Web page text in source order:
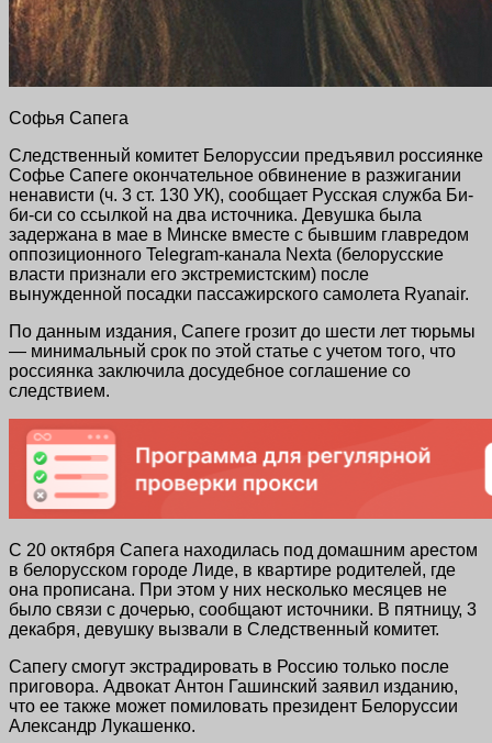
Софья Сапега
Следственный комитет Белоруссии предъявил россиянке
Софье Сапеге окончательное обвинение в разжигании
ненависти (ч. 3 ст. 130 УК), сообщает Русская служба Би-
би-си со ссылкой на два источника. Девушка была
задержана в мае в Минске вместе с бывшим главредом
оппозиционного Telegram-канала Nexta (белорусские
власти признали его экстремистским) после
вынужденной посадки пассажирского самолета Ryanair.
По данным издания, Сапеге грозит до шести лет тюрьмы
— минимальный срок по этой статье с учетом того, что
россиянка заключила досудебное соглашение со
следствием.
С 20 октября Сапега находилась под домашним арестом
в белорусском городе Лиде, в квартире родителей, где
она прописана. При этом у них несколько месяцев не
было связи с дочерью, сообщают источники. В пятницу, 3
декабря, девушку вызвали в Следственный комитет.
Сапегу смогут экстрадировать в Россию только после
приговора. Адвокат Антон Гашинский заявил изданию,
что ее также может помиловать президент Белоруссии
Александр Лукашенко.